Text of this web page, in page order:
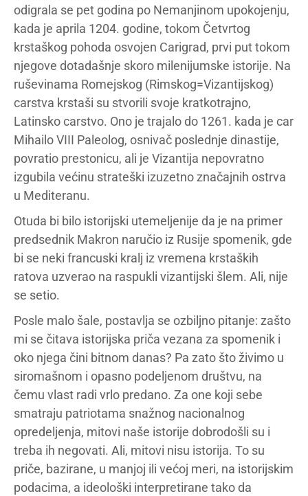
odigrala se pet godina po Nemanjinom upokojenju,
kada je aprila 1204. godine, tokom Četvrtog
krstaškog pohoda osvojen Carigrad, prvi put tokom
njegove dotadašnje skoro milenijumske istorije. Na
ruševinama Romejskog (Rimskog=Vizantijskog)
carstva krstaši su stvorili svoje kratkotrajno,
Latinsko carstvo. Ono je trajalo do 1261. kada je car
Mihailo VIII Paleolog, osnivač poslednje dinastije,
povratio prestonicu, ali je Vizantija nepovratno
izgubila većinu strateški izuzetno značajnih ostrva
u Mediteranu.
Otuda bi bilo istorijski utemeljenije da je na primer
predsednik Makron naručio iz Rusije spomenik, gde
bi se neki francuski kralj iz vremena krstaških
ratova uzverao na raspukli vizantijski šlem. Ali, nije
se setio.
Posle malo šale, postavlja se ozbiljno pitanje: zašto
mi se čitava istorijska priča vezana za spomenik i
oko njega čini bitnom danas? Pa zato što živimo u
siromašnom i opasno podeljenom društvu, na
čemu vlast radi vrlo predano. Za one koji sebe
smatraju patriotama snažnog nacionalnog
opredeljenja, mitovi naše istorije dobrodošli su i
treba ih negovati. Ali, mitovi nisu istorija. To su
priče, bazirane, u manjoj ili većoj meri, na istorijskim
podacima, a ideološki interpretirane tako da